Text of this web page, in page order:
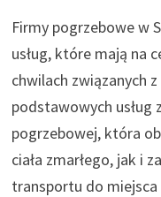
Firmy pogrzebowe w
usług, które mają na
chwilach związanych
podstawowych usług
pogrzebowej, która
ciała zmarłego, jak i
transportu do